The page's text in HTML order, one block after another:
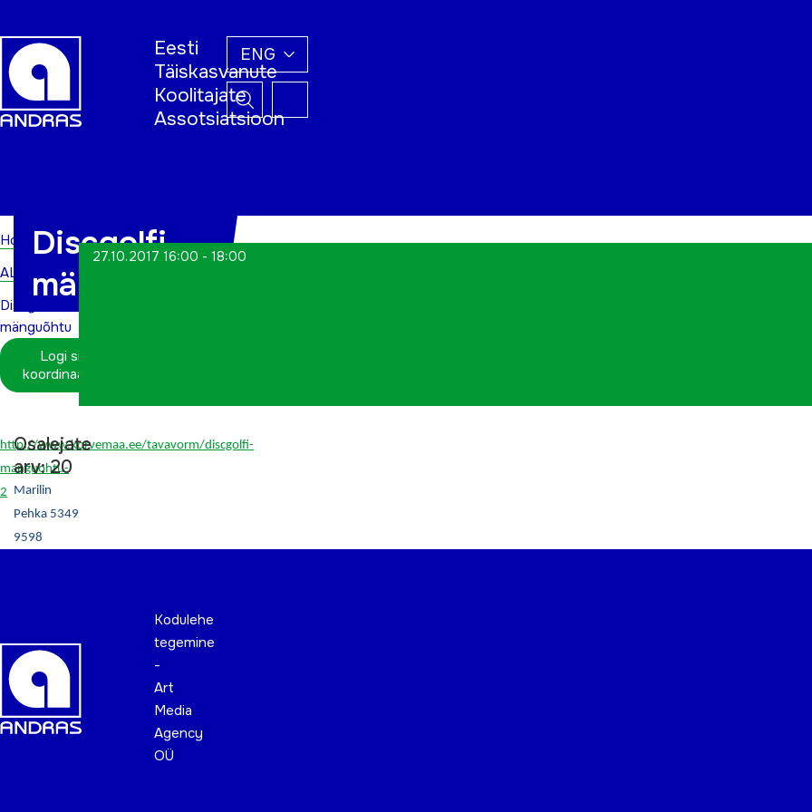
Eesti
Täiskasvanute
Koolitajate
Assotsiatsioon
ENG
Home
ALWs
Discgolfi
mänguõhtu
Logi sisse
koordinaatorina
Discgolfi
mänguõhtu
27.10.2017 16:00 - 18:00
http://www.korvemaa.ee/tavavorm/discgolfi-
manguohtu-
2
Osalejate
arv: 20
Marilin
Pehka 5349
9598
Kodulehe
tegemine
-
Art
Media
Agency
OÜ